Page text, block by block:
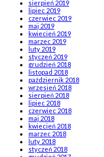
sierpień 2019
lipiec 2019
czerwiec 2019
maj 2019
kwiecień 2019
marzec 2019
luty 2019
styczeń 2019
grudzień 2018
listopad 2018
październik 2018
wrzesień 2018
sierpień 2018
lipiec 2018
czerwiec 2018
maj 2018
kwiecień 2018
marzec 2018
luty 2018
styczeń 2018